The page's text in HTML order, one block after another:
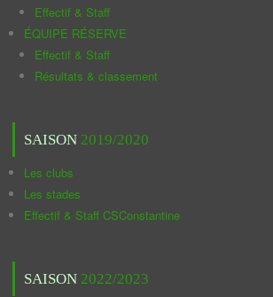
Effectif & Staff
ÉQUIPE RÉSERVE
Effectif & Staff
Résultats & classement
SAISON 2019/2020
Les clubs
Les stades
Effectif & Staff CSConstantine
SAISON 2022/2023